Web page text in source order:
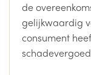
de
gelijkwaardig
consument